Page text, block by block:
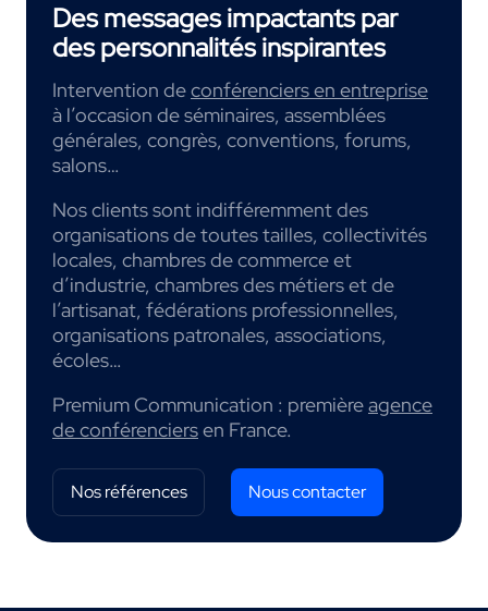
Des messages impactants par
des personnalités inspirantes
Intervention deconférenciers en entreprise
à l’occasion de séminaires, assemblées
générales, congrès, conventions, forums,
salons…
Nos clients sont indifféremment des
organisations de toutes tailles, collectivités
locales, chambres de commerce et
d’industrie, chambres des métiers et de
l’artisanat, fédérations professionnelles,
organisations patronales, associations,
écoles…
Premium Communication : premièreagence
de conférenciersen France.
Nos références Nous contacter